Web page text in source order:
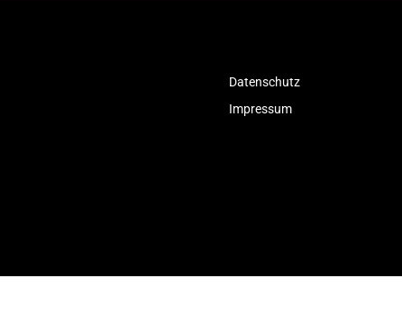
Datenschutz
Impressum